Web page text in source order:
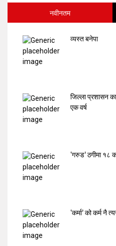
नवीनतम
व्यस्त बनेपा
जिल्ला प्रशासन
एक वर्ष
‘गरुड’ ठगीमा १८
‘कर्मा’ को कर्म नै